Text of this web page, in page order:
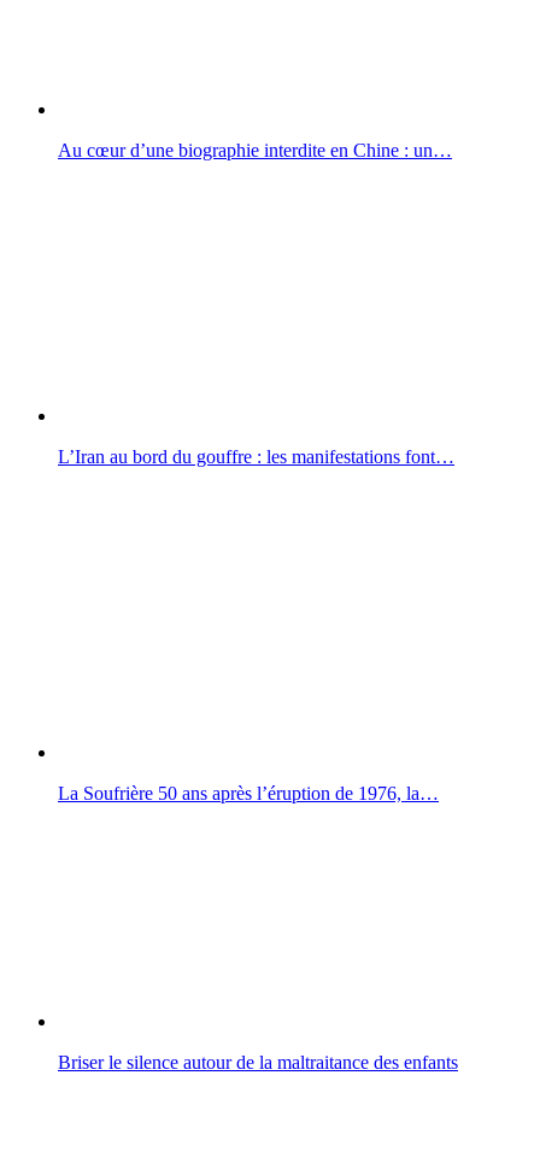
Au cœur d’une biographie interdite en Chine : un…
L’Iran au bord du gouffre : les manifestations font…
La Soufrière 50 ans après l’éruption de 1976, la…
Briser le silence autour de la maltraitance des enfants